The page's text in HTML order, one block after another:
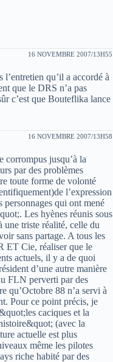
16 NOVEMBRE 2007/13H55
qu’il a accordé à
que le DRS n’a pas
c’est que Bouteflika lance
16 NOVEMBRE 2007/13H58
corrompus jusqu’à la
par des problèmes
toute forme de volonté
l’expression
personnages qui ont mené
Les hyènes réunis sous
triste réalité, celle du
sans partage. A tous les
Cie, réaliser que le
actuels, il y a de quoi
d’une autre manière
FLN perverti par des
qu’Octobre 88 n’a servi à
Pour ce point précis, je
caciques et la
(avec la
actuelle est plus
même les pilotes
riche habité par des